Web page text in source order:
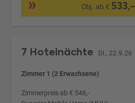
Obj. ab € 533,-
7 Hotelnächte Di., 22.9.26
Zimmer 1 (2 Erwachsene)
Zimmerpreis ab € 546,-